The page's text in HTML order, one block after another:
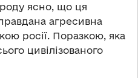
ясно, що ця
агресивна
росії. Поразкою, яка
цивілізованого